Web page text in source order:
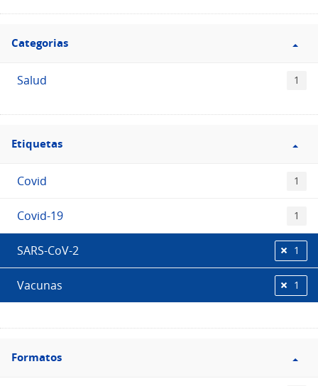
Filtro
Categorias
Categorias
Salud 1
Filtro
Etiquetas
Etiquetas
Covid 1
Covid-19 1
SARS-CoV-2 1
Vacunas 1
Filtro
Formatos
Formatos